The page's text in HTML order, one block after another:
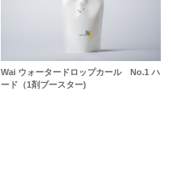
Wai ウォータードロップカール No.1 ハ
ード（1剤ブースター)